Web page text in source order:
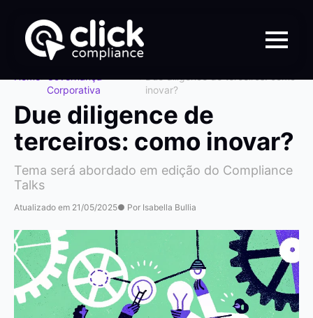
Corporativa
inovar?
Due diligence de
terceiros: como inovar?
Tema será abordado em edição do Compliance
Talks
Atualizado em 21/05/2025● Por Isabella Bullia